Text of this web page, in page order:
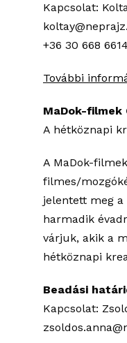
Kapcsolat:
+36 30 668 6614
További
MaDok-filmek
A hétköznapi
A MaDok-
filmes/
jelentett meg
harmadik
várjuk, akik a
hétköznapi
Beadási
Kapcsolat: